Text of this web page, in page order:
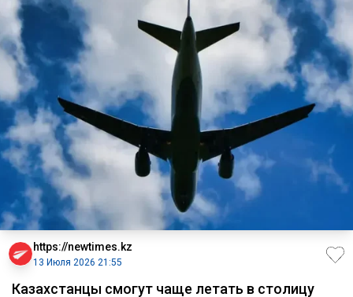
https://newtimes.kz
13 Июля 2026 21:55
Казахстанцы смогут чаще летать в столицу